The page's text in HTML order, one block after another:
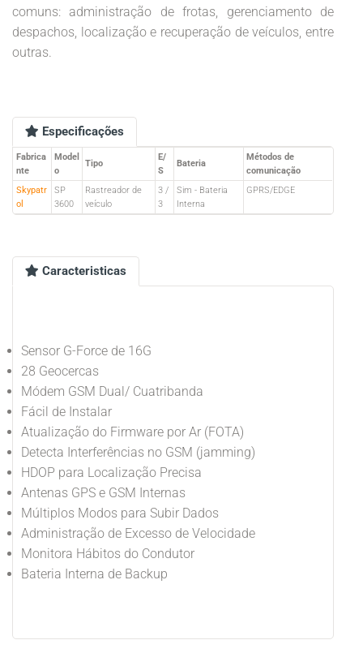
comuns: administração de frotas, gerenciamento de
despachos, localização e recuperação de veículos, entre
outras.
Especificações
Fabrica
nte
Model
o
Tipo
E/
S
Bateria
Métodos de
comunicação
Skypatr
ol
SP
3600
Rastreador de
veículo
3 /
3
Sim - Bateria
Interna
GPRS/EDGE
Caracteristicas
Sensor G-Force de 16G
28 Geocercas
Módem GSM Dual/ Cuatribanda
Fácil de Instalar
Atualização do Firmware por Ar (FOTA)
Detecta Interferências no GSM (jamming)
HDOP para Localização Precisa
Antenas GPS e GSM Internas
Múltiplos Modos para Subir Dados
Administração de Excesso de Velocidade
Monitora Hábitos do Condutor
Bateria Interna de Backup